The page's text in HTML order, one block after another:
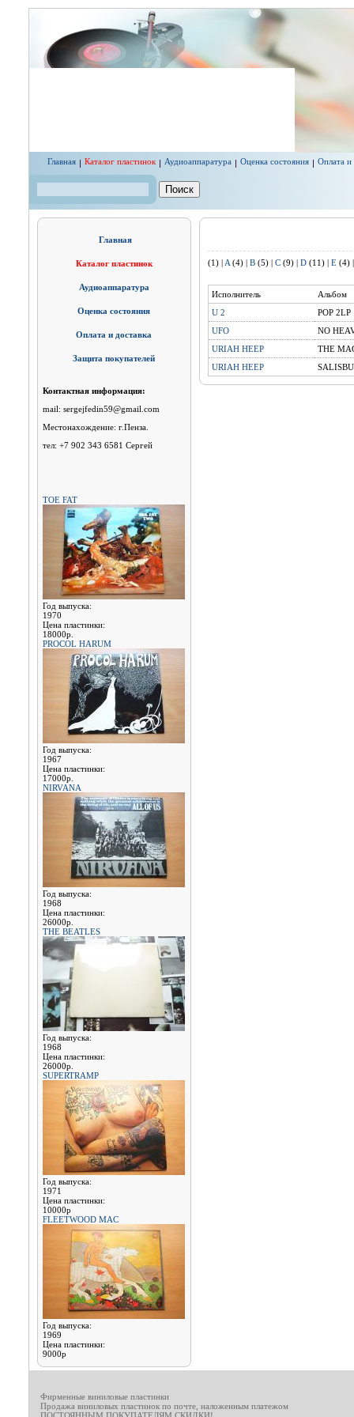
Главная Каталог пластинок Аудиоаппаратура Оценка состояния Оплата и
Главная
Каталог пластинок
Аудиоаппаратура
Оценка состояния
Оплата и доставка
Защита покупателей
Контактная информация:
mail: sergejfedin59@gmail.com
Местонахождение: г.Пенза.
тел: +7 902 343 6581 Сергей
TOE FAT
Год выпуска:
1970
Цена пластинки:
18000р.
PROCOL HARUM
Год выпуска:
1967
Цена пластинки:
17000р.
NIRVANA
Год выпуска:
1968
Цена пластинки:
26000р.
THE BEATLES
Год выпуска:
1968
Цена пластинки:
26000р.
SUPERTRAMP
Год выпуска:
1971
Цена пластинки:
10000р
FLEETWOOD MAC
Год выпуска:
1969
Цена пластинки:
9000р
(1) A(4) B(5) C(9) D(11) E(4)
Исполнитель
Альбом
U 2
POP 2LP
UFO
NO
URIAH HEEP
THE
URIAH HEEP
Фирменные виниловые пластинки
Продажа виниловых пластинок по почте, наложенным платежом